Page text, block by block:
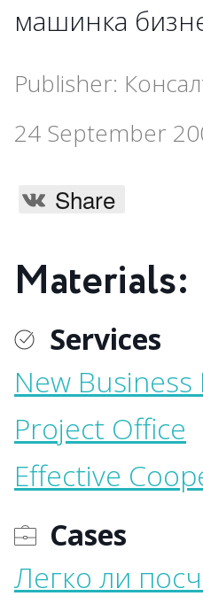
машинка
Publisher:
24 September
Share
Materials:
Services
New Business
Project Office
Effective
Cases
Легко ли